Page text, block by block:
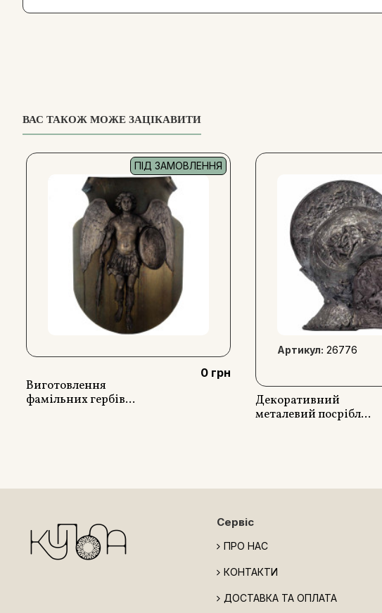
ВАС ТАКОЖ МОЖЕ ЗАЦІКАВИТИ
ПІД ЗАМОВЛЕННЯ
Виготовлення
фамільних гербів...
0 грн
Артикул: 26776
Декоративний
металевий посрібл...
Сервіс
ПРО НАС
КОНТАКТИ
ДОСТАВКА ТА ОПЛАТА